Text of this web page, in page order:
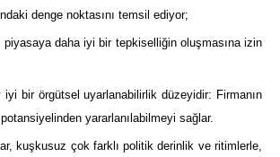
denge noktasını temsil ediyor;
piyasaya daha iyi bir tepkiselliğin oluşmasına izin
iyi bir örgütsel uyarlanabilirlik düzeyidir: Firmanın
yararlanılabilmeyi sağlar.
kuşkusuz çok farklı politik derinlik ve ritimlerle,